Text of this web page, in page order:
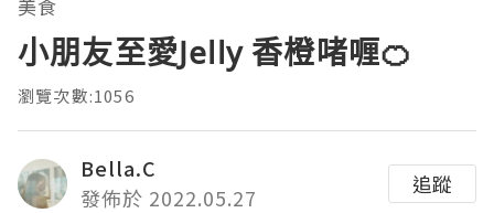
美食
小朋友至愛Jelly 香橙啫喱🍊
瀏覽次數:1056
Bella.C
發佈於 2022.05.27
追蹤